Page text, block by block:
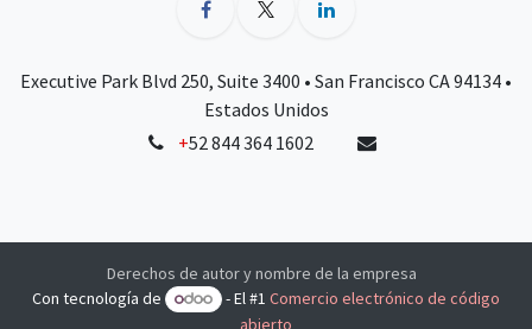
Executive Park Blvd 250, Suite 3400 • San Francisco CA 94134 •
Estados Unidos
+52 844 364 1602
Derechos de autor y nombre de la empresa
Con tecnología de
- El #1Comercio electrónico de código
abierto